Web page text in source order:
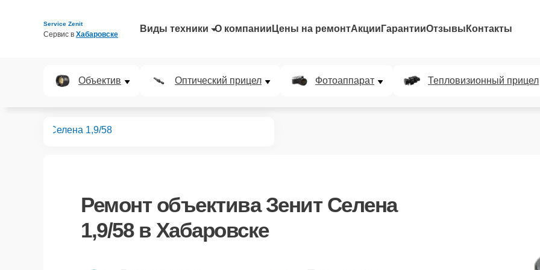
Service Zenit
Сервис в Хабаровске
Виды техники О компании Цены на ремонтАкции ГарантииОтзывы Контакты
Объектив Оптический прицел Фотоаппарат Тепловизионный прицел
Селена 1,9/58
Ремонт объектива Зенит Селена
1,9/58в Хабаровске